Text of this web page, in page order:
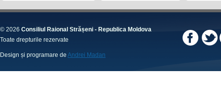
© 2026 Consiliul Raional Strășeni - Republica Moldova
Toate drepturile rezervate
Design și programare de Andrei Madan